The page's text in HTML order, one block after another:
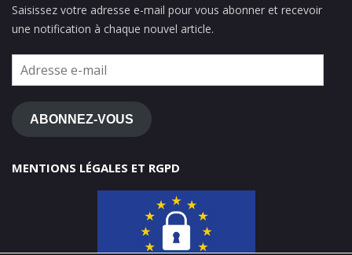
Saisissez votre adresse e-mail pour vous abonner et recevoir
une notification à chaque nouvel article.
Adresse
e-
mail
ABONNEZ-VOUS
MENTIONS LÉGALES ET RGPD